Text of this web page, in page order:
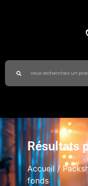
Résultats
Accueil/
fonds